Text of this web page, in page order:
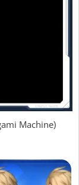
Machine)